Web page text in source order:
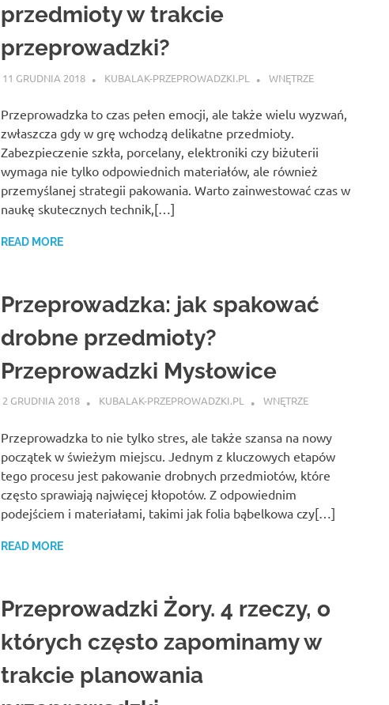
przedmioty w trakcie
przeprowadzki?
11 GRUDNIA 2018 KUBALAK-PRZEPROWADZKI.PL WNĘTRZE
Przeprowadzka to czas pełen emocji, ale także wielu wyzwań,
zwłaszcza gdy w grę wchodzą delikatne przedmioty.
Zabezpieczenie szkła, porcelany, elektroniki czy biżuterii
wymaga nie tylko odpowiednich materiałów, ale również
przemyślanej strategii pakowania. Warto zainwestować czas w
naukę skutecznych technik,[…]
READ MORE
Przeprowadzka: jak spakować
drobne przedmioty?
Przeprowadzki Mysłowice
2 GRUDNIA 2018 KUBALAK-PRZEPROWADZKI.PL WNĘTRZE
Przeprowadzka to nie tylko stres, ale także szansa na nowy
początek w świeżym miejscu. Jednym z kluczowych etapów
tego procesu jest pakowanie drobnych przedmiotów, które
często sprawiają najwięcej kłopotów. Z odpowiednim
podejściem i materiałami, takimi jak folia bąbelkowa czy[…]
READ MORE
Przeprowadzki Żory. 4 rzeczy, o
których często zapominamy w
trakcie planowania